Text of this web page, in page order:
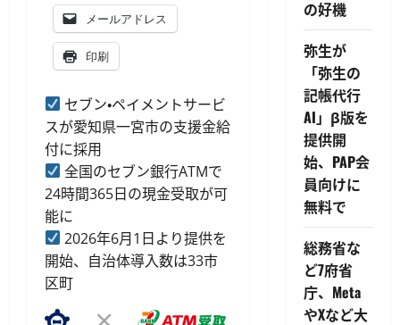
メールアドレス
印刷
セブン・ペイメントサービ
スが愛知県一宮市の支援金給
付に採用
全国のセブン銀行ATMで
24時間365日の現金受取が可
能に
2026年6月1日より提供を
開始、自治体導入数は33市
区町
の好機
弥生が
「弥生の
記帳代行
AI」β版を
提供開
始、PAP会
員向けに
無料で
総務省な
ど7府省
庁、Meta
やXなど大